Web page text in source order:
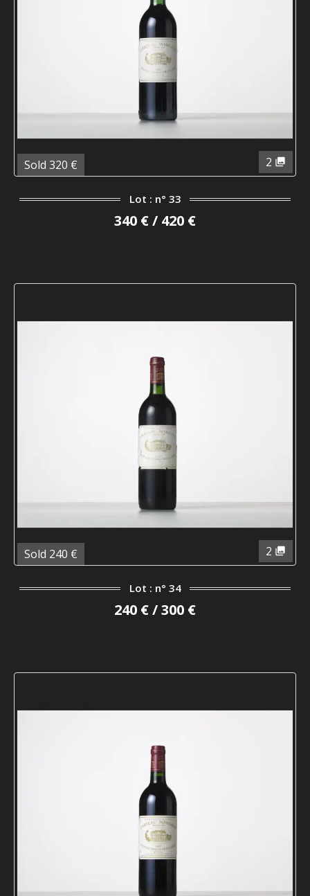
2
Sold 320 €
Lot : n° 33
340 € / 420 €
2
Sold 240 €
Lot : n° 34
240 € / 300 €